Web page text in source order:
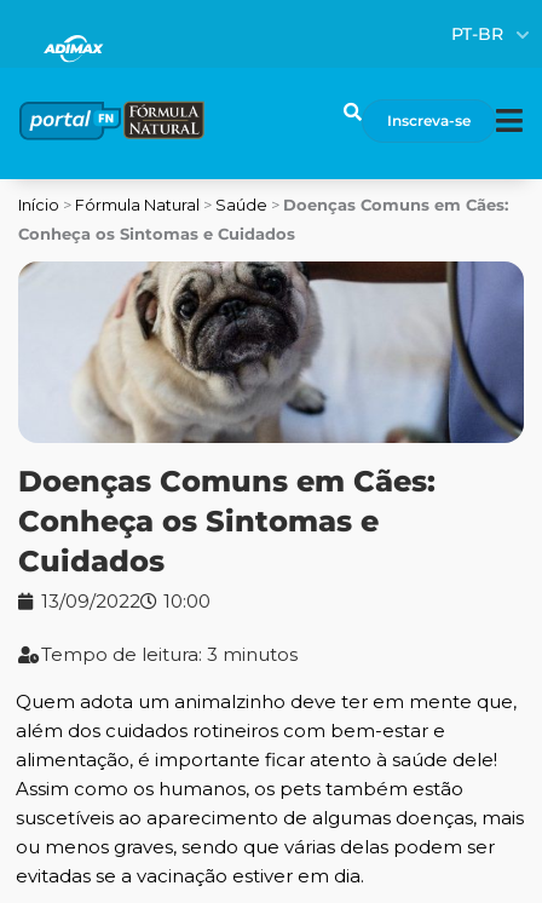
conteúdo
PT-BR
Inscreva-se
Pesquisar
Início > Fórmula Natural > Saúde > Doenças Comuns em Cães:
Conheça os Sintomas e Cuidados
Doenças Comuns em Cães:
Conheça os Sintomas e
Cuidados
13/09/2022 10:00
Tempo de leitura: 3 minutos
Quem adota um animalzinho deve ter em mente que,
além dos cuidados rotineiros com bem-estar e
alimentação, é importante ficar atento à saúde dele!
Assim como os humanos, os pets também estão
suscetíveis ao aparecimento de algumas doenças, mais
ou menos graves, sendo que várias delas podem ser
evitadas se a vacinação estiver em dia.